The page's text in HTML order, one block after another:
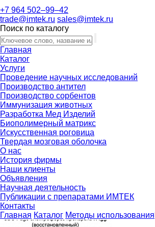
+7 964 502–99–42
trade@imtek.ru sales@imtek.ru
Поиск по каталогу
Главная
Каталог
Услуги
Проведение научных исследований
Производство антител
Производство сорбентов
Иммунизация животных
Разработка Мед Изделий
Биополимерный матрикс
Искусственная роговица
Твердая мозговая оболочка
О нас
История фирмы
Наши клиенты
Объявления
Научная деятельность
Публикации с препаратами ИМТЕК
Контакты
Главная Каталог Методы использования